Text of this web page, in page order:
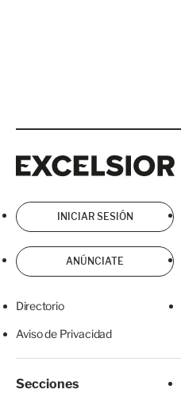
INICIAR SESIÓN
ANÚNCIATE
Directorio
Aviso de Privacidad
Secciones